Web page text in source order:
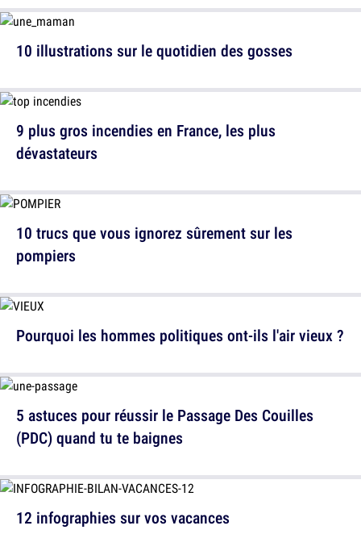
9 plus gros incendies en France, les plus
dévastateurs
Pourquoi les hommes politiques ont-ils l'air vieux ?
12 infographies sur vos vacances
10 illustrations sur le quotidien des gosses
10 trucs que vous ignorez sûrement sur les
pompiers
5 astuces pour réussir le Passage Des Couilles
(PDC) quand tu te baignes